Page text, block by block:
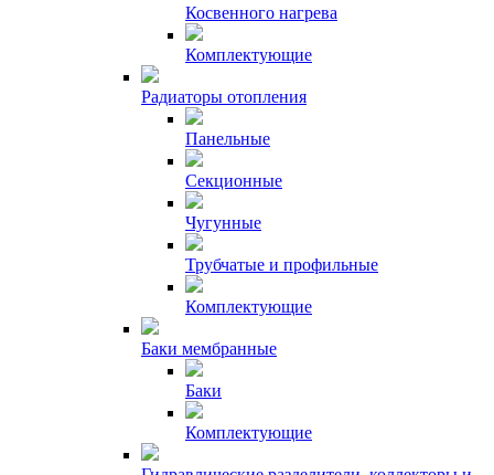
Косвенного нагрева
Комплектующие
Радиаторы отопления
Панельные
Секционные
Чугунные
Трубчатые и профильные
Комплектующие
Баки мембранные
Баки
Комплектующие